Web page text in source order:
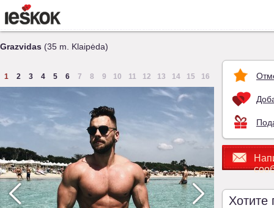
Grazvidas (35 m. Klaipėda)
1 2 3 4 5 6 7 8 9 10 11 12 13 14 15 16
Хотите